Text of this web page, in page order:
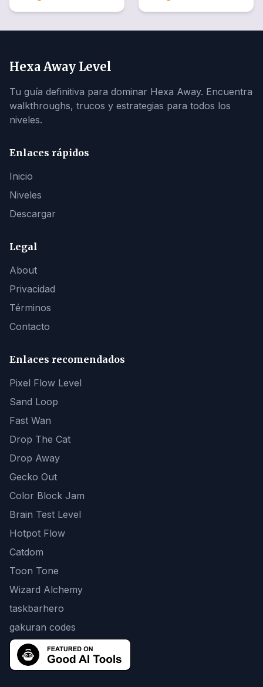
Hexa Away Level
Tu guía definitiva para dominar Hexa Away. Encuentra
walkthroughs, trucos y estrategias para todos los
niveles.
Enlaces rápidos
Inicio
Niveles
Descargar
Legal
About
Privacidad
Términos
Contacto
Enlaces recomendados
Pixel Flow Level
Sand Loop
Fast Wan
Drop The Cat
Drop Away
Gecko Out
Color Block Jam
Brain Test Level
Hotpot Flow
Catdom
Toon Tone
Wizard Alchemy
taskbarhero
gakuran codes